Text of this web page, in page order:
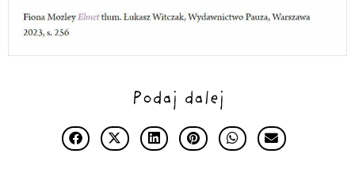
Podaj dalej